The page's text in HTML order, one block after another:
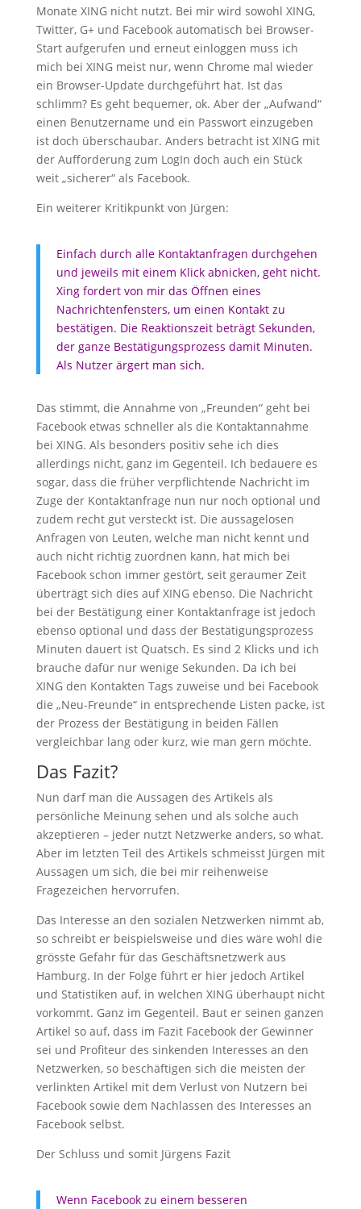
Monate XING nicht nutzt. Bei mir wird sowohl XING,
Twitter, G+ und Facebook automatisch bei Browser-
Start aufgerufen und erneut einloggen muss ich
mich bei XING meist nur, wenn Chrome mal wieder
ein Browser-Update durchgeführt hat. Ist das
schlimm? Es geht bequemer, ok. Aber der „Aufwand“
einen Benutzername und ein Passwort einzugeben
ist doch überschaubar. Anders betracht ist XING mit
der Aufforderung zum LogIn doch auch ein Stück
weit „sicherer“ als Facebook.
Ein weiterer Kritikpunkt von Jürgen:
Einfach durch alle Kontaktanfragen durchgehen
und jeweils mit einem Klick abnicken, geht nicht.
Xing fordert von mir das Öffnen eines
Nachrichtenfensters, um einen Kontakt zu
bestätigen. Die Reaktionszeit beträgt Sekunden,
der ganze Bestätigungsprozess damit Minuten.
Als Nutzer ärgert man sich.
Das stimmt, die Annahme von „Freunden“ geht bei
Facebook etwas schneller als die Kontaktannahme
bei XING. Als besonders positiv sehe ich dies
allerdings nicht, ganz im Gegenteil. Ich bedauere es
sogar, dass die früher verpflichtende Nachricht im
Zuge der Kontaktanfrage nun nur noch optional und
zudem recht gut versteckt ist. Die aussagelosen
Anfragen von Leuten, welche man nicht kennt und
auch nicht richtig zuordnen kann, hat mich bei
Facebook schon immer gestört, seit geraumer Zeit
überträgt sich dies auf XING ebenso. Die Nachricht
bei der Bestätigung einer Kontaktanfrage ist jedoch
ebenso optional und dass der Bestätigungsprozess
Minuten dauert ist Quatsch. Es sind 2 Klicks und ich
brauche dafür nur wenige Sekunden. Da ich bei
XING den Kontakten Tags zuweise und bei Facebook
die „Neu-Freunde“ in entsprechende Listen packe, ist
der Prozess der Bestätigung in beiden Fällen
vergleichbar lang oder kurz, wie man gern möchte.
Das Fazit?
Nun darf man die Aussagen des Artikels als
persönliche Meinung sehen und als solche auch
akzeptieren – jeder nutzt Netzwerke anders, so what.
Aber im letzten Teil des Artikels schmeisst Jürgen mit
Aussagen um sich, die bei mir reihenweise
Fragezeichen hervorrufen.
Das Interesse an den sozialen Netzwerken nimmt ab,
so schreibt er beispielsweise und dies wäre wohl die
grösste Gefahr für das Geschäftsnetzwerk aus
Hamburg. In der Folge führt er hier jedoch Artikel
und Statistiken auf, in welchen XING überhaupt nicht
vorkommt. Ganz im Gegenteil. Baut er seinen ganzen
Artikel so auf, dass im Fazit Facebook der Gewinner
sei und Profiteur des sinkenden Interesses an den
Netzwerken, so beschäftigen sich die meisten der
verlinkten Artikel mit dem Verlust von Nutzern bei
Facebook sowie dem Nachlassen des Interesses an
Facebook selbst.
Der Schluss und somit Jürgens Fazit
Wenn Facebook zu einem besseren